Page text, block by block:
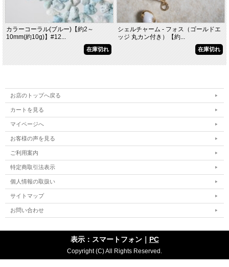
カラーコーラル(ブルー)【約2～
10mm(約10g)】#12...
在庫切れ
シェルチャーム - フォス（ゴールドエ
ッジ 丸カン付き）【約...
在庫切れ
お店のトップへ戻る
カートを見る
マイページへ
お客様の声を見る
ご利用案内
特定商取引法表示
個人情報の取扱い
サイトマップ
お問い合わせ
表示：スマートフォン｜ PC
Copyright (C) All Rights Reserved.